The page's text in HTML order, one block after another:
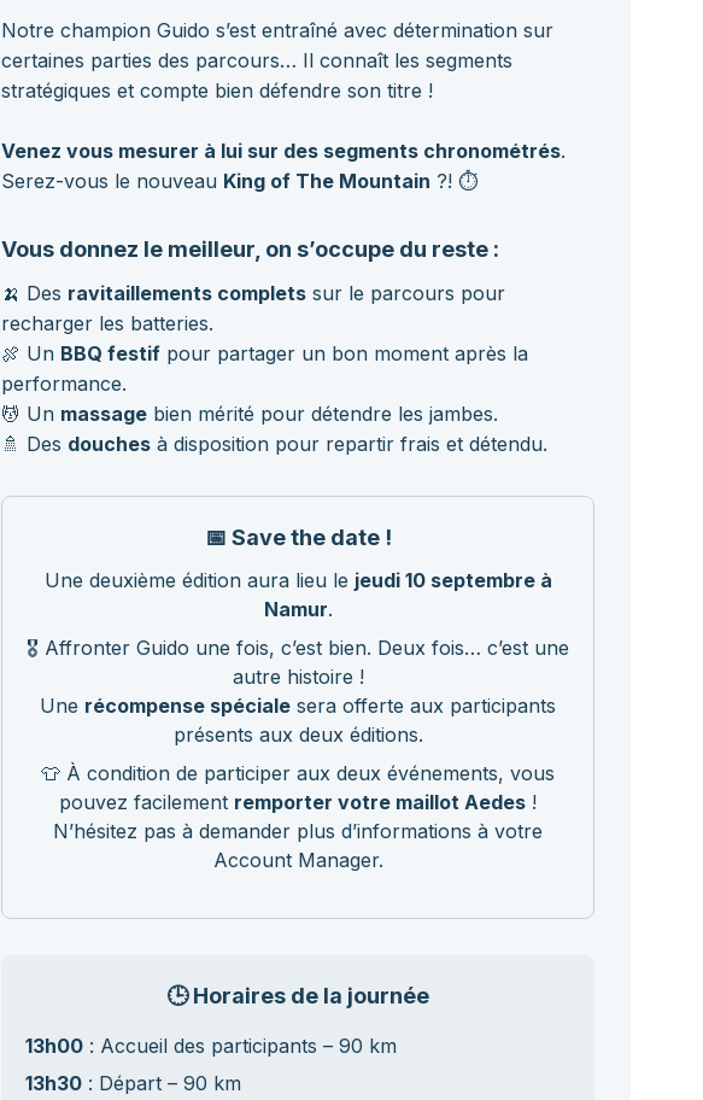
Notre champion Guido s’est entraîné avec détermination sur
certaines parties des parcours… Il connaît les segments
stratégiques et compte bien défendre son titre !
Venez vous mesurer à lui sur des segments chronométrés.
Serez-vous le nouveau King of The Mountain ?! ⏱️
Vous donnez le meilleur, on s’occupe du reste :
🍌 Des ravitaillements complets sur le parcours pour
recharger les batteries.
🍖 Un BBQ festif pour partager un bon moment après la
performance.
💆 Un massage bien mérité pour détendre les jambes.
🚿 Des douches à disposition pour repartir frais et détendu.
📅 Save the date !
Une deuxième édition aura lieu le jeudi 10 septembre à
Namur.
🎖️ Affronter Guido une fois, c’est bien. Deux fois… c’est une
autre histoire !
Une récompense spéciale sera offerte aux participants
présents aux deux éditions.
👕 À condition de participer aux deux événements, vous
pouvez facilement remporter votre maillot Aedes !
N’hésitez pas à demander plus d’informations à votre
Account Manager.
🕒 Horaires de la journée
13h00 : Accueil des participants – 90 km
13h30 : Départ – 90 km